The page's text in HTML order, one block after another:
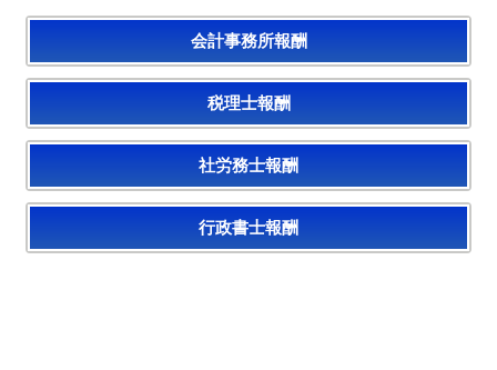
会計事務所報酬
税理士報酬
社労務士報酬
行政書士報酬